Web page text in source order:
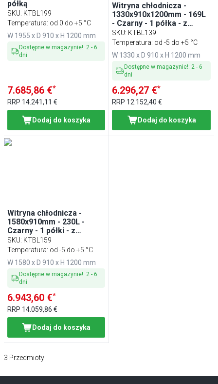
półką
SKU: KTBL199
Temperatura: od 0 do +5 °C
W 1955 x D 910 x H 1200 mm
Dostępne w magazynie!: 2 - 6
dni
7.685,86 €*
RRP 14.241,11 €
Dodaj do koszyka
Witryna chłodnicza -
1330x910x1200mm - 169L
- Czarny - 1 półka - z
oświetleniem LED -
podwójna szyba
SKU: KTBL139
Temperatura: od -5 do +5 °C
W 1330 x D 910 x H 1200 mm
Dostępne w magazynie!: 2 - 6
dni
6.296,27 €*
RRP 12.152,40 €
Dodaj do koszyka
Witryna chłodnicza -
1580x910mm - 230L -
Czarny - 1 półki - z
oświetleniem LED -
podwójna szyba
SKU: KTBL159
Temperatura: od -5 do +5 °C
W 1580 x D 910 x H 1200 mm
Dostępne w magazynie!: 2 - 6
dni
6.943,60 €*
RRP 14.059,86 €
Dodaj do koszyka
3 Przedmioty